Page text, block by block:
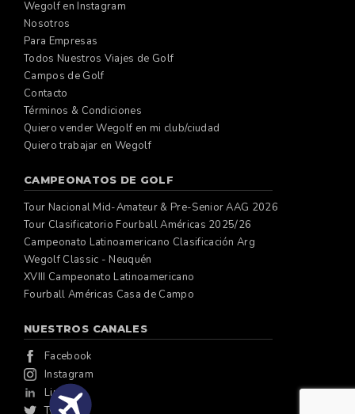
Wegolf en Instagram
Nosotros
Para Empresas
Todos Nuestros Viajes de Golf
Campos de Golf
Contacto
Términos & Condiciones
Quiero vender Wegolf en mi club/ciudad
Quiero trabajar en Wegolf
CAMPEONATOS DE GOLF
Tour Nacional Mid-Amateur & Pre-Senior AAG 2026
Tour Clasificatorio Fourball Américas 2025/26
Campeonato Latinoamericano Clasificación Arg
Wegolf Classic - Neuquén
XVIII Campeonato Latinoamericano
Fourball Américas Casa de Campo
NUESTROS CANALES
Facebook
Instagram
Linkedin
Twitter